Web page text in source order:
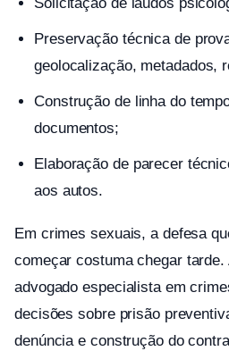
Preservação técnica de
geolocalização, metadados,
Construção de linha do
documentos;
Elaboração de parecer
aos autos.
Em crimes sexuais, a defesa
começar costuma chegar
advogado especialista em
decisões sobre prisão
denúncia e construção do